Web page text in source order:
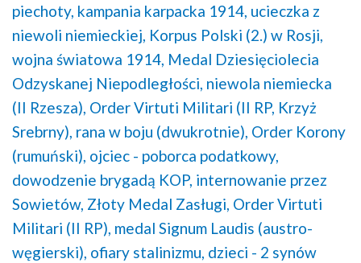
piechoty, kampania karpacka 1914, ucieczka z
niewoli niemieckiej, Korpus Polski (2.) w Rosji,
wojna światowa 1914, Medal Dziesięciolecia
Odzyskanej Niepodległości, niewola niemiecka
(II Rzesza), Order Virtuti Militari (II RP, Krzyż
Srebrny), rana w boju (dwukrotnie), Order Korony
(rumuński), ojciec - poborca podatkowy,
dowodzenie brygadą KOP, internowanie przez
Sowietów, Złoty Medal Zasługi, Order Virtuti
Militari (II RP), medal Signum Laudis (austro-
węgierski), ofiary stalinizmu, dzieci - 2 synów